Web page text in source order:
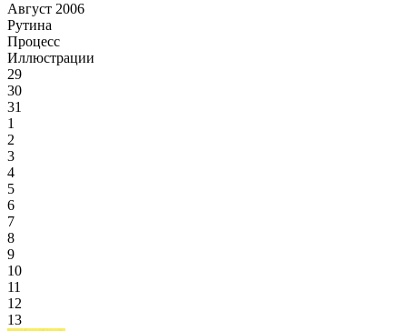
Август 2006
Рутина
Процесс
Иллюстрации
29
30
31
1
2
3
4
5
6
7
8
9
10
11
12
13